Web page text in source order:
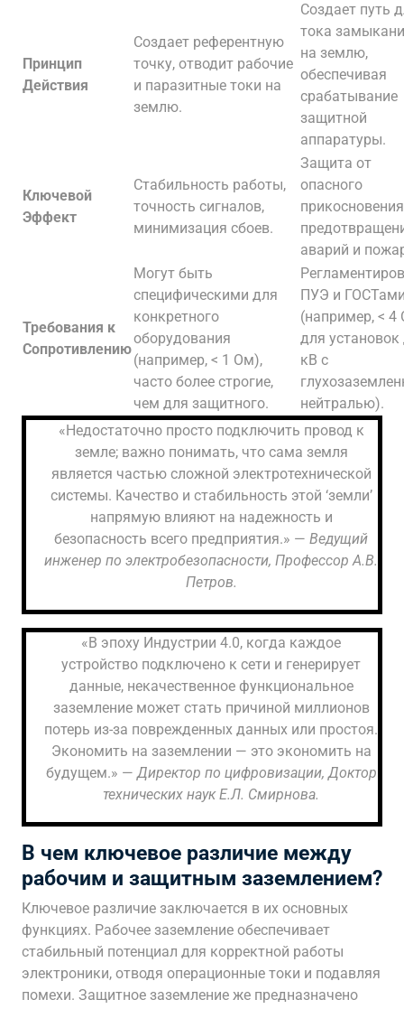
Принцип
Действия
Создает референтную
точку, отводит рабочие
и паразитные токи на
землю.
Создает путь
тока
на землю,
обеспечивая
срабатывание
защитной
аппаратуры.
Ключевой
Эффект
Стабильность работы,
точность сигналов,
минимизация сбоев.
Защита от
опасного
аварий и
Требования к
Сопротивлению
Могут быть
специфическими для
конкретного
оборудования
(например, < 1 Ом),
часто более строгие,
чем для защитного.
ПУЭ и
(например, < 4
для установок
кВ с
нейтралью).
«Недостаточно просто подключить провод к
земле; важно понимать, что сама земля
является частью сложной электротехнической
системы. Качество и стабильность этой ‘земли’
напрямую влияют на надежность и
безопасность всего предприятия.» — Ведущий
инженер по электробезопасности, Профессор А.В.
Петров.
«В эпоху Индустрии 4.0, когда каждое
устройство подключено к сети и генерирует
данные, некачественное функциональное
заземление может стать причиной миллионов
потерь из-за поврежденных данных или простоя.
Экономить на заземлении — это экономить на
будущем.» —Директор по цифровизации, Доктор
технических наук Е.Л. Смирнова.
В чем ключевое различие между
рабочим и защитным заземлением?
Ключевое различие заключается в их основных
функциях. Рабочее заземление обеспечивает
стабильный потенциал для корректной работы
электроники, отводя операционные токи и подавляя
помехи. Защитное заземление же предназначено